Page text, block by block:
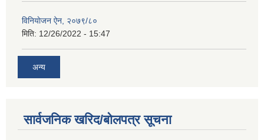
विनियाेजन ऐन, २०७९/८०
मिति: 12/26/2022 - 15:47
अन्य
सार्वजनिक खरिद/बोलपत्र सूचना